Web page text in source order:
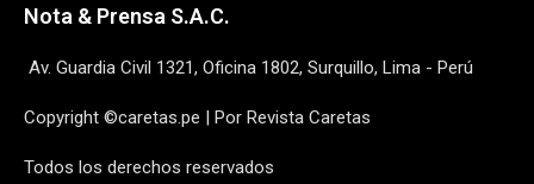
Nota & Prensa S.A.C.
Av. Guardia Civil 1321, Oficina 1802, Surquillo, Lima - Perú
Copyright ©caretas.pe | Por Revista Caretas
Todos los derechos reservados